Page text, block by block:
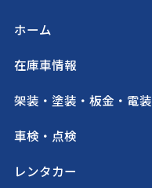
ホーム
在庫車情報
架装・塗装・板金・電装
車検・点検
レンタカー